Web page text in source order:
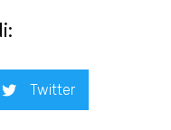
Twitter